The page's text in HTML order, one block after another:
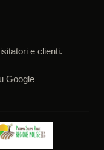
e clienti.
Google